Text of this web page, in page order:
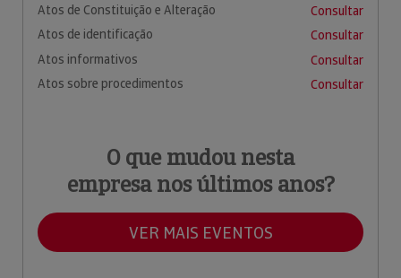
Atos de Constituição e Alteração
Consultar
Atos de identificação
Consultar
Atos informativos
Consultar
Atos sobre procedimentos
Consultar
O que mudou nesta
empresa nos últimos anos?
VER MAIS EVENTOS